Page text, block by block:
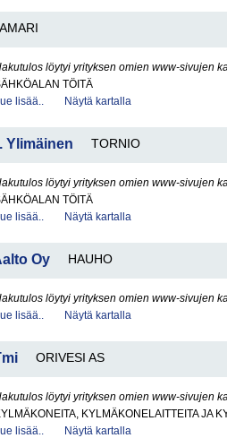
löytyi yrityksen omien www-sivujen
TÖITÄ
lisää..
Näytä kartalla
Ylimäinen TORNIO
löytyi yrityksen omien www-sivujen
TÖITÄ
lisää..
Näytä kartalla
Oy HAUHO
löytyi yrityksen omien www-sivujen
lisää..
Näytä kartalla
ORIVESI AS
löytyi yrityksen omien www-sivujen
KYLMÄKONELAITTEITA JA
lisää..
Näytä kartalla